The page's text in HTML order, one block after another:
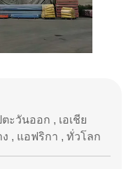
ะวันออก , เอเชีย
, แอฟริกา , ทั่วโลก